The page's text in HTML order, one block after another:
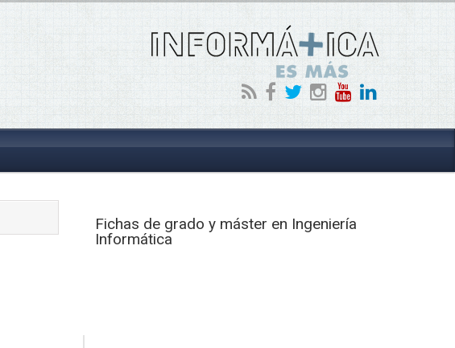
Fichas de grado y máster en Ingeniería
Informática